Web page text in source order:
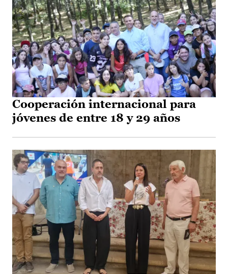
Cooperación internacional para
jóvenes de entre 18 y 29 años